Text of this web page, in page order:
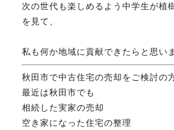
会社概要
スタッフ紹介
マスターのブログ
次の世代も楽しめるよう中学生が植
を見て、
私も何か地域に貢献できたらと思い
秋田市で中古住宅の売却をご検討の
最近は秋田市でも
相続した実家の売却
空き家になった住宅の整理